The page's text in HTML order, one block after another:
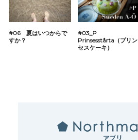
#06 夏はいつからで
すか？
#03_P
Prinsesstårta（プリン
セスケーキ）